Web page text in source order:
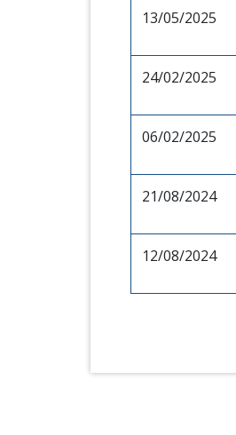
13/05/2025
24/02/2025
06/02/2025
21/08/2024
12/08/2024